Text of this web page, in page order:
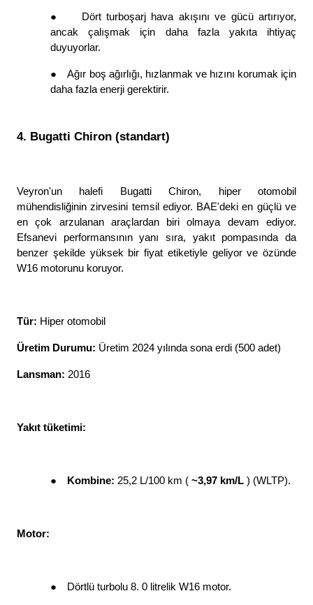
●
Dört turboşarj hava akışını ve gücü artırıyor,
ancak çalışmak için daha fazla yakıta ihtiyaç
duyuyorlar.
●
Ağır boş ağırlığı, hızlanmak ve hızını korumak için
daha fazla enerji gerektirir.
4. Bugatti Chiron (standart)
Veyron'un halefi Bugatti Chiron, hiper otomobil
mühendisliğinin zirvesini temsil ediyor. BAE'deki en güçlü ve
en çok arzulanan araçlardan biri olmaya devam ediyor.
Efsanevi performansının yanı sıra, yakıt pompasında da
benzer şekilde yüksek bir fiyat etiketiyle geliyor ve özünde
W16 motorunu koruyor.
Tür: Hiper otomobil
Üretim Durumu: Üretim 2024 yılında sona erdi (500 adet)
Lansman: 2016
Yakıt tüketimi:
● Kombine: 25,2 L/100 km ( ~3,97 km/L ) (WLTP).
Motor:
● Dörtlü turbolu 8. 0 litrelik W16 motor.